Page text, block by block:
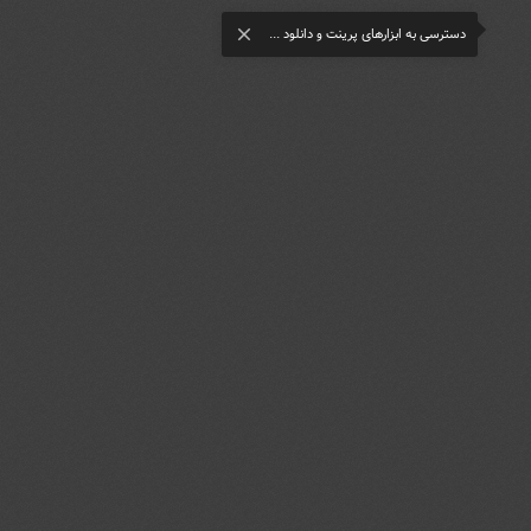
دسترسی به ابزارهای پرینت و دانلود ... close